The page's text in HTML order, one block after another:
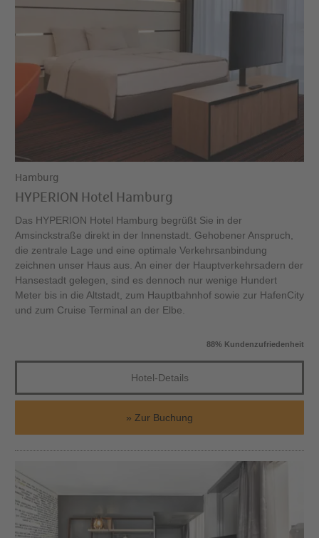
Hamburg
HYPERION Hotel Hamburg
Das HYPERION Hotel Hamburg begrüßt Sie in der
Amsinckstraße direkt in der Innenstadt. Gehobener Anspruch,
die zentrale Lage und eine optimale Verkehrsanbindung
zeichnen unser Haus aus. An einer der Hauptverkehrsadern der
Hansestadt gelegen, sind es dennoch nur wenige Hundert
Meter bis in die Altstadt, zum Hauptbahnhof sowie zur HafenCity
und zum Cruise Terminal an der Elbe.
88% Kundenzufriedenheit
Hotel-Details
Zur Buchung